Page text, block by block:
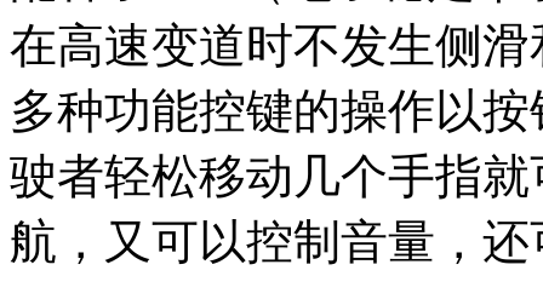
在高速变道时不发生侧
多种功能控键的操作以
驶者轻松移动几个手指
航，又可以控制音量，